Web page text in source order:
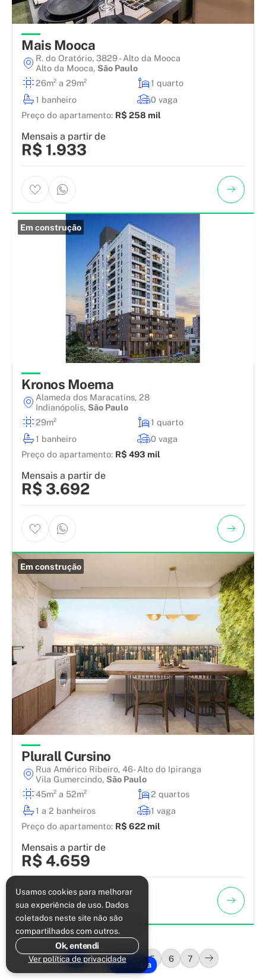
Mais Mooca
R. do Oratório, 3829 - Alto da Mooca
Alto da Mooca, São Paulo
26m² a 29m²
1 quarto
1 banheiro
0 vaga
Preço do apartamento: R$ 258 mil
Mensais a partir de
R$ 1.933
Em construção
Kronos Moema
Alameda dos Maracatins, 28
Indianópolis, São Paulo
29m²
1 quarto
1 banheiro
0 vaga
Preço do apartamento: R$ 493 mil
Mensais a partir de
R$ 3.692
Em construção
Plurall Cursino
Rua Américo Ribeiro, 46- Alto do Ipiranga
Vila Gumercindo, São Paulo
45m² a 52m²
2 quartos
1 a 2 banheiros
1 vaga
Preço do apartamento: R$ 622 mil
Mensais a partir de
R$ 4.659
1 2 3 4 5 6 7
Ver mapa
Usamos cookies para melhorar
sua experiência de uso. Dados
coletados neste site não são
compartilhados com outros.
Ok, entendi
Ver política de privacidade